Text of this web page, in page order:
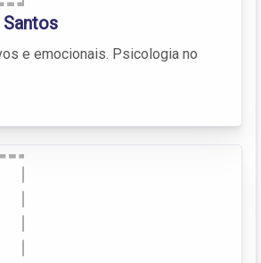
Santos
e emocionais. Psicologia no